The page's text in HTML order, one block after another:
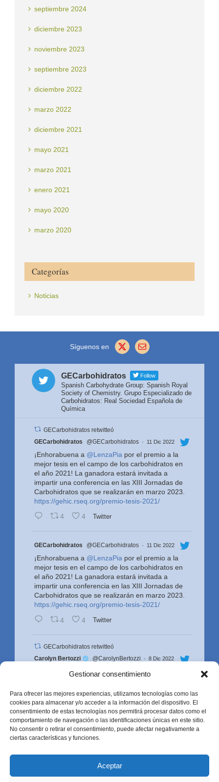
Gestionar consentimiento
Para ofrecer las mejores experiencias, utilizamos tecnologías como las
cookies para almacenar y/o acceder a la información del dispositivo. El
consentimiento de estas tecnologías nos permitirá procesar datos como el
comportamiento de navegación o las identificaciones únicas en este sitio.
No consentir o retirar el consentimiento, puede afectar negativamente a
ciertas características y funciones.
Aceptar
septiembre 2024
diciembre 2023
noviembre 2023
septiembre 2023
diciembre 2022
marzo 2022
diciembre 2021
mayo 2021
marzo 2021
enero 2021
mayo 2020
marzo 2020
Categorías
Noticias
Síguenos en
GECarbohidratos Follow
Spanish Carbohydrate Group: Spanish Royal
Society of Chemistry. Grupo Especializado de
Carbohidratos: Real Sociedad Española de
Química
GECarbohidratos retwitteó
GECarbohidratos @GECarbohidratos · 11 Dic 2022
¡Enhorabuena a @LenzaPia por el premio a la
mejor tesis en el campo de los carbohidratos en
el año 2021! La ganadora estará invitada a
impartir una conferencia en las XIII Jornadas de
Carbohidratos que se realizarán en marzo 2023.
https://gehic.rseq.org/premio-tesis-2021/
4
4 Twitter
GECarbohidratos @GECarbohidratos · 11 Dic 2022
¡Enhorabuena a @LenzaPia por el premio a la
mejor tesis en el campo de los carbohidratos en
el año 2021! La ganadora estará invitada a
impartir una conferencia en las XIII Jornadas de
Carbohidratos que se realizarán en marzo 2023.
https://gehic.rseq.org/premio-tesis-2021/
4
4 Twitter
GECarbohidratos retwitteó
Carolyn Bertozzi @CarolynBertozzi · 8 Dic 2022
Look who showed up in Stockholm!! Great
student team that built the house of
#bioorthogonal chemistry
⁦. Can you name the
now-famous scientists in this photo?
21
751 Twitter